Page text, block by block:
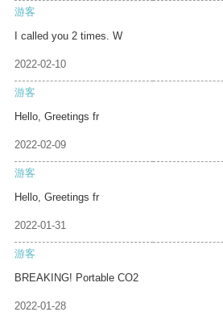
游客
I called you 2 times. W
2022-02-10
游客
Hello, Greetings fr
2022-02-09
游客
Hello, Greetings fr
2022-01-31
游客
BREAKING! Portable CO2
2022-01-28